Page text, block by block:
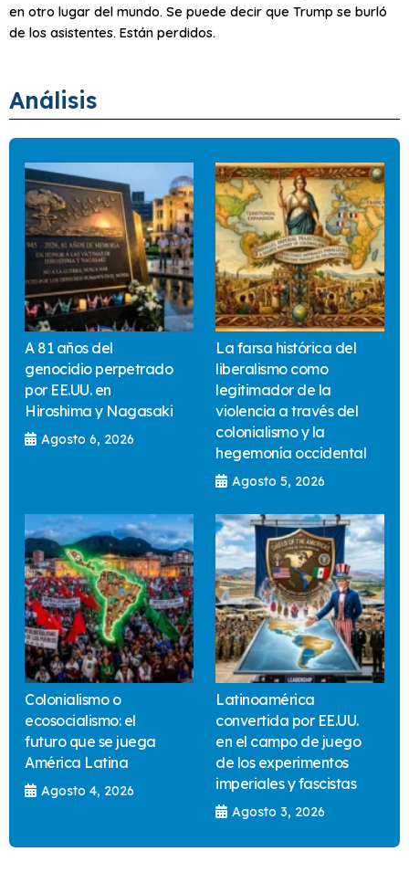
en otro lugar del mundo. Se puede decir que Trump se burló
de los asistentes. Están perdidos.
Análisis
A 81 años del
genocidio perpetrado
por EE.UU. en
Hiroshima y Nagasaki
Agosto 6, 2026
La farsa histórica del
liberalismo como
legitimador de la
violencia a través del
colonialismo y la
hegemonía occidental
Agosto 5, 2026
Colonialismo o
ecosocialismo: el
futuro que se juega
América Latina
Agosto 4, 2026
Latinoamérica
convertida por EE.UU.
en el campo de juego
de los experimentos
imperiales y fascistas
Agosto 3, 2026